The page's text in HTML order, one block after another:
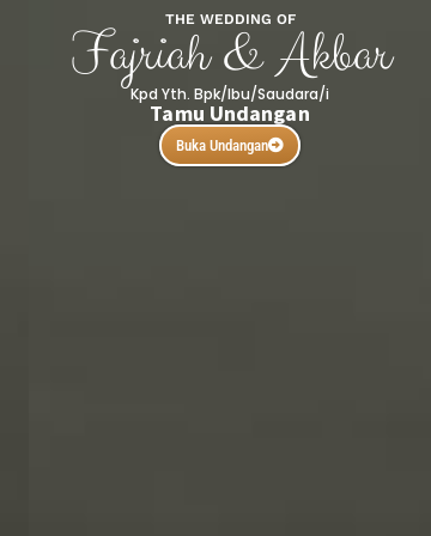
THE WEDDING OF
Fajriah & Akbar
Kpd Yth. Bpk/Ibu/Saudara/i
Tamu Undangan
Buka Undangan